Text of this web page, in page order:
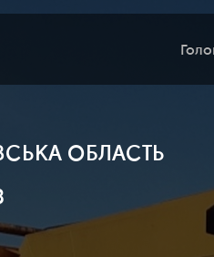
ОБЛАСТЬ